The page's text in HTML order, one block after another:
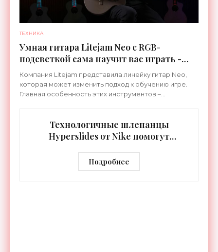
ТЕХНИКА
Умная гитара Litejam Neo с RGB-
подсветкой сама научит вас играть -
«Гаджеты»
Компания Litejam представила линейку гитар Neo,
которая может изменить подход к обучению игре.
Главная особенность этих инструментов –
Технологичные шлепанцы
Hyperslides от Nike помогут
тренировки - «Гаджеты»
Подробнее